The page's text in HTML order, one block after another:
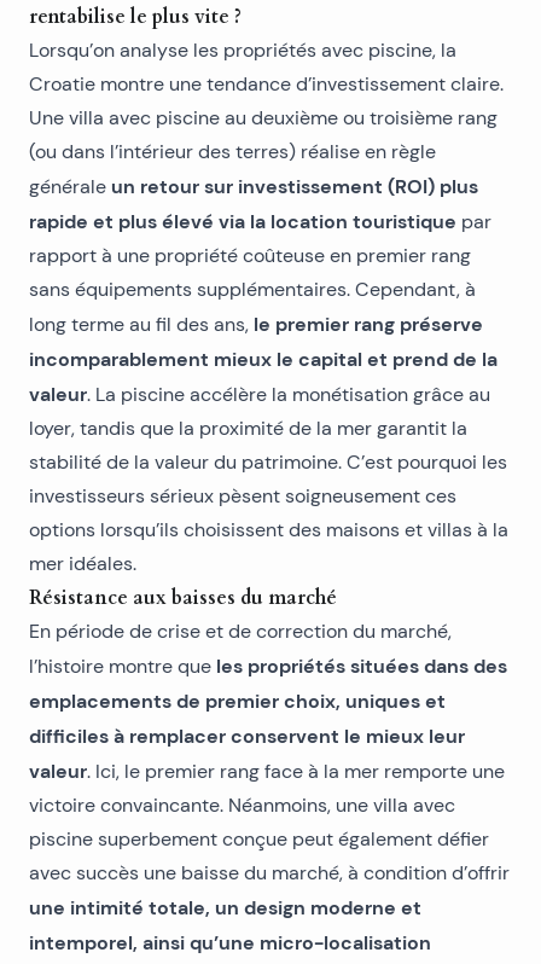
rentabilise le plus vite ?
Lorsqu’on analyse les propriétés avec piscine, la
Croatie montre une tendance d’investissement claire.
Une villa avec piscine au deuxième ou troisième rang
(ou dans l’intérieur des terres) réalise en règle
générale un retour sur investissement (ROI) plus
rapide et plus élevé via la location touristique par
rapport à une propriété coûteuse en premier rang
sans équipements supplémentaires. Cependant, à
long terme au fil des ans, le premier rang préserve
incomparablement mieux le capital et prend de la
valeur. La piscine accélère la monétisation grâce au
loyer, tandis que la proximité de la mer garantit la
stabilité de la valeur du patrimoine. C’est pourquoi les
investisseurs sérieux pèsent soigneusement ces
options lorsqu’ils choisissent des maisons et villas à la
mer idéales.
Résistance aux baisses du marché
En période de crise et de correction du marché,
l’histoire montre que les propriétés situées dans des
emplacements de premier choix, uniques et
difficiles à remplacer conservent le mieux leur
valeur. Ici, le premier rang face à la mer remporte une
victoire convaincante. Néanmoins, une villa avec
piscine superbement conçue peut également défier
avec succès une baisse du marché, à condition d’offrir
une intimité totale, un design moderne et
intemporel, ainsi qu’une micro-localisation